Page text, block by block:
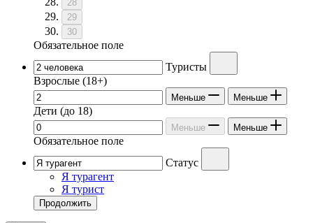
28
29
30
Обязательное поле
Туристы
Взрослые (18+)
Меньше Меньше
Дети (до 18)
Меньше Меньше
Обязательное поле
Статус
Я турагент
Я турист
Продолжить